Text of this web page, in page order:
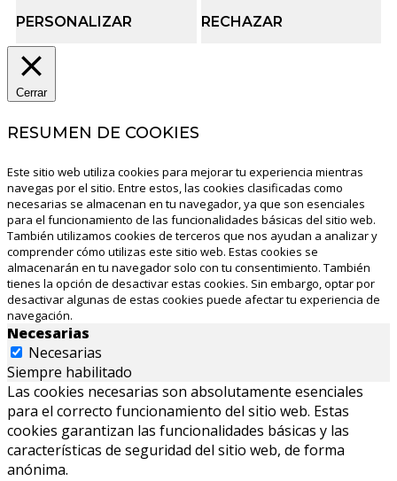
PERSONALIZAR RECHAZAR
Cerrar
RESUMEN DE COOKIES
Este sitio web utiliza cookies para mejorar tu experiencia mientras
navegas por el sitio. Entre estos, las cookies clasificadas como
necesarias se almacenan en tu navegador, ya que son esenciales
para el funcionamiento de las funcionalidades básicas del sitio web.
También utilizamos cookies de terceros que nos ayudan a analizar y
comprender cómo utilizas este sitio web. Estas cookies se
almacenarán en tu navegador solo con tu consentimiento. También
tienes la opción de desactivar estas cookies. Sin embargo, optar por
desactivar algunas de estas cookies puede afectar tu experiencia de
navegación.
Necesarias
Necesarias
Siempre habilitado
Las cookies necesarias son absolutamente esenciales
para el correcto funcionamiento del sitio web. Estas
cookies garantizan las funcionalidades básicas y las
características de seguridad del sitio web, de forma
anónima.